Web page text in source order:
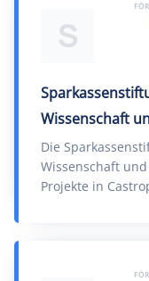
S
Wissenschaft
Die
Wissenschaft
Projekte in